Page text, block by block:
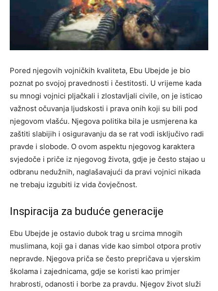
Pored njegovih vojničkih kvaliteta, Ebu Ubejde je bio
poznat po svojoj pravednosti i čestitosti. U vrijeme kada
su mnogi vojnici pljačkali i zlostavljali civile, on je isticao
važnost očuvanja ljudskosti i prava onih koji su bili pod
njegovom vlašću. Njegova politika bila je usmjerena ka
zaštiti slabijih i osiguravanju da se rat vodi isključivo radi
pravde i slobode. O ovom aspektu njegovog karaktera
svjedoče i priče iz njegovog života, gdje je često stajao u
odbranu nedužnih, naglašavajući da pravi vojnici nikada
ne trebaju izgubiti iz vida čovječnost.
Inspiracija za buduće generacije
Ebu Ubejde je ostavio dubok trag u srcima mnogih
muslimana, koji ga i danas vide kao simbol otpora protiv
nepravde. Njegova priča se često prepričava u vjerskim
školama i zajednicama, gdje se koristi kao primjer
hrabrosti, odanosti i borbe za pravdu. Njegov život služi